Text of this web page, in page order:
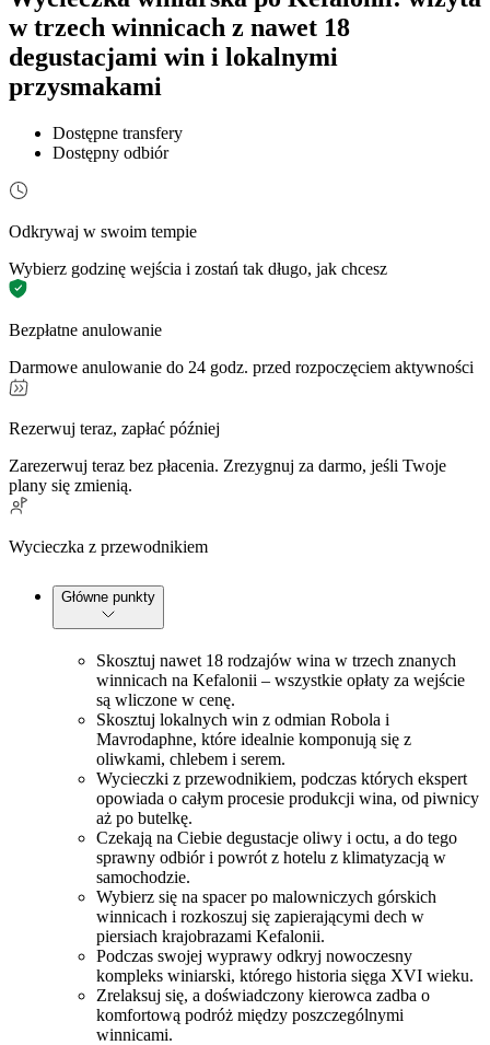
w trzech winnicach z nawet 18
degustacjami win i lokalnymi
przysmakami
Dostępne transfery
Dostępny odbiór
Odkrywaj w swoim tempie
Wybierz godzinę wejścia i zostań tak długo, jak chcesz
Bezpłatne anulowanie
Darmowe anulowanie do 24 godz. przed rozpoczęciem aktywności
Rezerwuj teraz, zapłać później
Zarezerwuj teraz bez płacenia. Zrezygnuj za darmo, jeśli Twoje
plany się zmienią.
Wycieczka z przewodnikiem
Główne punkty
Skosztuj nawet 18 rodzajów wina w trzech znanych
winnicach na Kefalonii – wszystkie opłaty za wejście
są wliczone w cenę.
Skosztuj lokalnych win z odmian Robola i
Mavrodaphne, które idealnie komponują się z
oliwkami, chlebem i serem.
Wycieczki z przewodnikiem, podczas których ekspert
opowiada o całym procesie produkcji wina, od piwnicy
aż po butelkę.
Czekają na Ciebie degustacje oliwy i octu, a do tego
sprawny odbiór i powrót z hotelu z klimatyzacją w
samochodzie.
Wybierz się na spacer po malowniczych górskich
winnicach i rozkoszuj się zapierającymi dech w
piersiach krajobrazami Kefalonii.
Podczas swojej wyprawy odkryj nowoczesny
kompleks winiarski, którego historia sięga XVI wieku.
Zrelaksuj się, a doświadczony kierowca zadba o
komfortową podróż między poszczególnymi
winnicami.